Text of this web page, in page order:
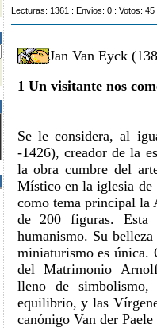
Lecturas: 1361 : Envios: 0 : Votos:
Jan Van Eyck
1 Un visitante nos
Se le considera, al
-1426), creador de la
la obra cumbre del
Místico en la iglesia de
como tema principal la
de 200 figuras.
humanismo. Su
miniaturismo es única.
del Matrimonio
lleno de
equilibrio, y las
canónigo Van der